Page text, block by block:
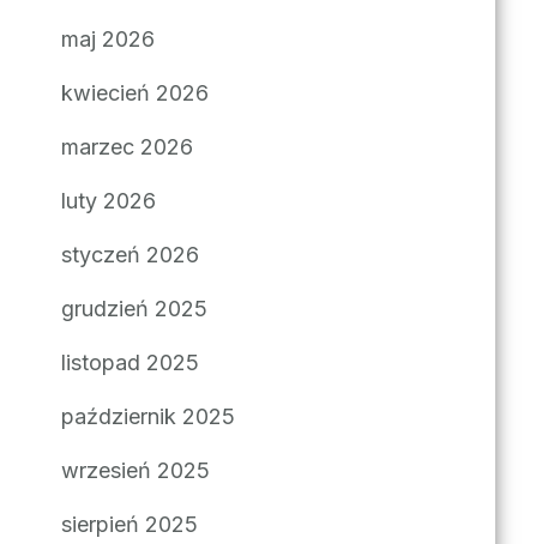
maj 2026
kwiecień 2026
marzec 2026
luty 2026
styczeń 2026
grudzień 2025
listopad 2025
październik 2025
wrzesień 2025
sierpień 2025